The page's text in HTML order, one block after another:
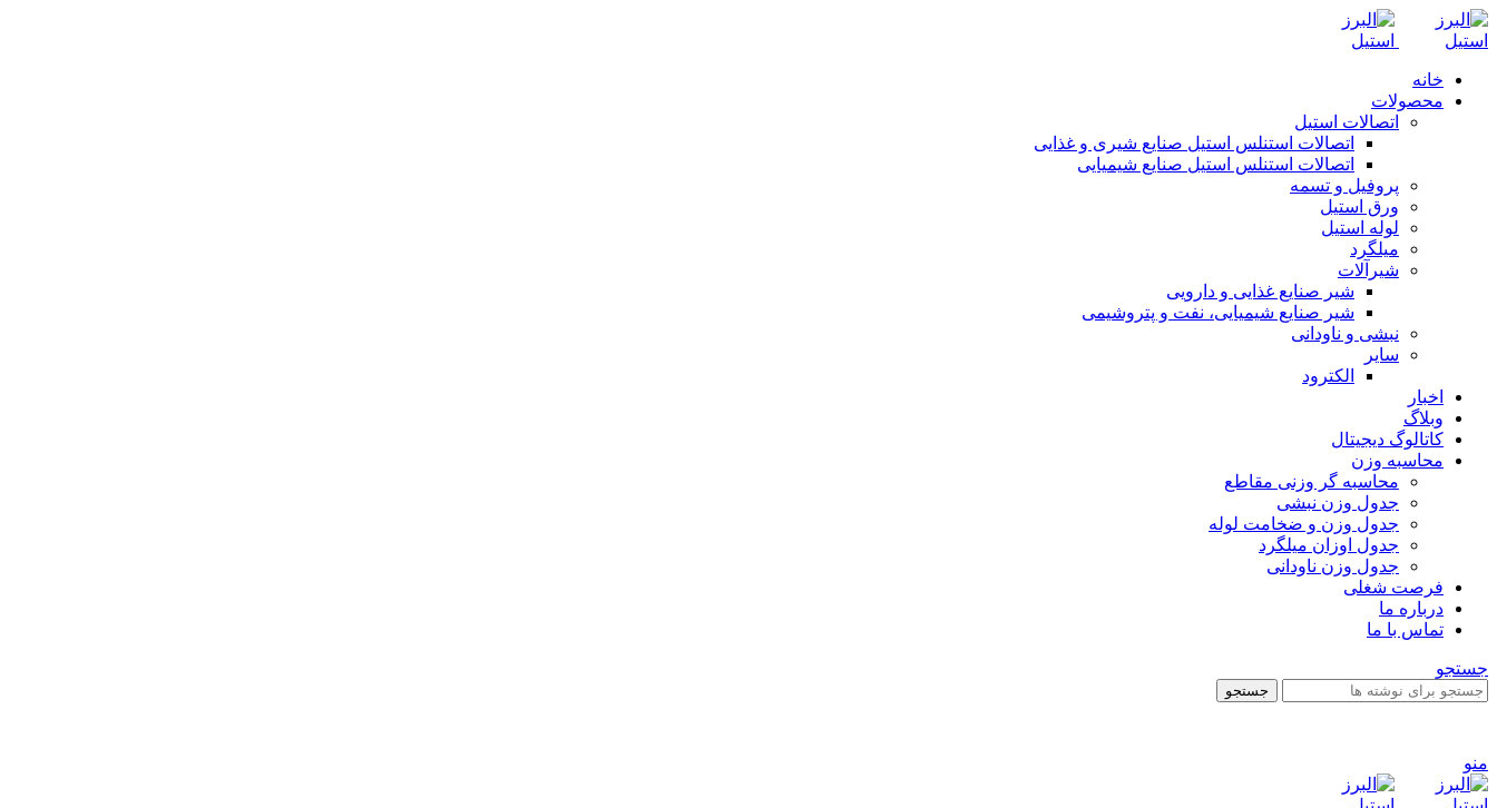
خانه
محصولات
اتصالات استیل
اتصالات استنلس استیل صنایع شیری و غذایی
اتصالات استنلس استیل صنایع شیمیایی
پروفیل و تسمه
ورق استیل
لوله استیل
میلگرد
شیرآلات
شیر صنایع غذایی و دارویی
شیر صنایع شیمیایی، نفت و پتروشیمی
نبشی و ناودانی
سایر
الکترود
اخبار
وبلاگ
کاتالوگ دیجیتال
محاسبه وزن
محاسبه گر وزنی مقاطع
جدول وزن نبشی
جدول وزن و ضخامت لوله
جدول اوزان میلگرد
جدول وزن ناودانی
فرصت شغلی
درباره ما
تماس با ما
جستجو
جستجو
منو